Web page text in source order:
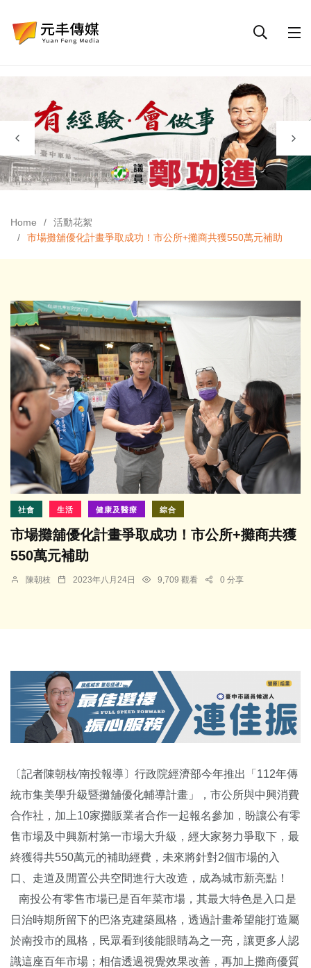
Home
活動花絮
市場攤舖優化計畫爭取成功！市公所+攤商共獲550萬元補助
社會 生活 健康及醫療 綜合
市場攤舖優化計畫爭取成功！市公所+攤商共獲
550萬元補助
陳朝枝 2023年八月24日 9,709 觀看 0 分享
〔記者陳朝枝∕南投報導〕行政院經濟部今年推出「112年傳
統市集美學升級暨攤舖優化輔導計畫」，市公所與中興消費
合作社，加上10家攤販業者合作一起報名參加，盼讓公有零
售市場及中興新村第一市場大升級，經大家努力爭取下，最
終獲得共550萬元的補助經費，未來將針對2個市場的入
口、走道及閒置公共空間進行大改造，成為城市新亮點！
南投公有零售市場已是百年菜市場，其最大特色是入口是
日治時期所留下的巴洛克建築風格，透過計畫希望能打造屬
於南投市的風格，民眾看到後能眼睛為之一亮，讓更多人認
識這座百年市場；相信透過視覺效果改善，再加上攤商優質